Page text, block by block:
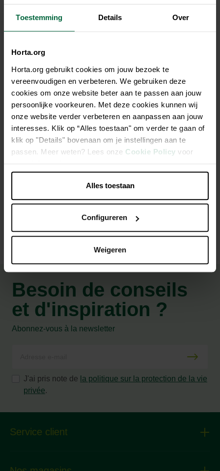
Toestemming Details Over
Horta.org
Horta.org gebruikt cookies om jouw bezoek te
vereenvoudigen en verbeteren. We gebruiken deze
cookies om onze website beter aan te passen aan jouw
persoonlijke voorkeuren. Met deze cookies kunnen wij
onze website verder verbeteren en aanpassen aan jouw
interesses. Klik op “Alles toestaan" om verder te gaan of
klik op "Details" bovenaan om je instellingen aan te
passen. Meer weten? Lees onze Cookie Policy voor
meer informatie.
Alles toestaan
Configureren
Weigeren
Description
Hachette à main avec manche en frêne. Longueur tête:
17cm. Poids tête: 800gr. Longueur manche: 38cm. Tranchant
Pour fendre des branches et du bois fin
Bord aiguisé
Caractéristiques
Besoin de conseils
et d'inspiration ?
Abonnez-vous à la newsletter
J'ai pris note de la politique sur la protection de la vie
privée.
Service client